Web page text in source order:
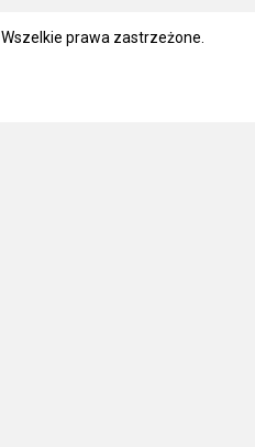
. Wszelkie prawa zastrzeżone.